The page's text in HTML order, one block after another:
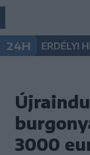
24H ERDÉLYI
3000